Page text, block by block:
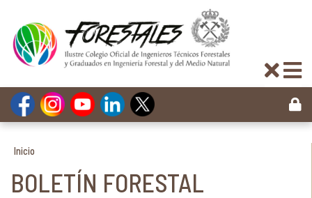
Inicio
BOLETÍN FORESTAL